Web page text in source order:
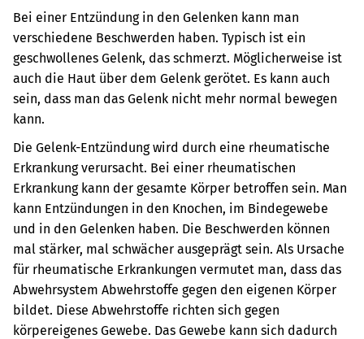
Bei einer Entzündung in den Gelenken kann man
verschiedene Beschwerden haben. Typisch ist ein
geschwollenes Gelenk, das schmerzt. Möglicherweise ist
auch die Haut über dem Gelenk gerötet. Es kann auch
sein, dass man das Gelenk nicht mehr normal bewegen
kann.
Die Gelenk-Entzündung wird durch eine rheumatische
Erkrankung verursacht. Bei einer rheumatischen
Erkrankung kann der gesamte Körper betroffen sein. Man
kann Entzündungen in den Knochen, im Bindegewebe
und in den Gelenken haben. Die Beschwerden können
mal stärker, mal schwächer ausgeprägt sein. Als Ursache
für rheumatische Erkrankungen vermutet man, dass das
Abwehrsystem Abwehrstoffe gegen den eigenen Körper
bildet. Diese Abwehrstoffe richten sich gegen
körpereigenes Gewebe. Das Gewebe kann sich dadurch